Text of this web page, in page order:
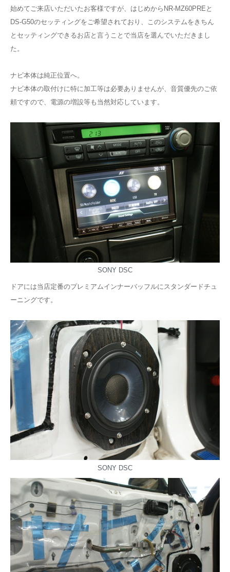
始めてご来店いただいたお客様ですが、はじめからNR-MZ60PREと
DS-G50のセッティングをご希望されており、このシステムをきちん
とセッティングできるお店と言うことで当店を選んでいただきまし
た。
ナビ本体は純正位置へ。
ナビ本体の取付けに特に加工等は必要ありませんが、音質優先のご依
頼ですので、電源の増設等も当然対応しています。
SONY DSC
ドアには当店定番のプレミアムインナーバッフルにスタンダードチュ
ーニングです。
SONY DSC